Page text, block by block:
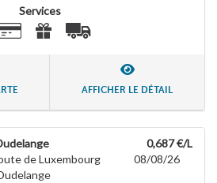
Services
AFFICHER LE DÉTAIL
de Luxembourg
0,687 €/L
08/08/26